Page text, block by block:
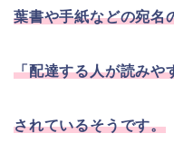
葉書や手紙などの宛名
「配達する人が読みや
されているそうです。